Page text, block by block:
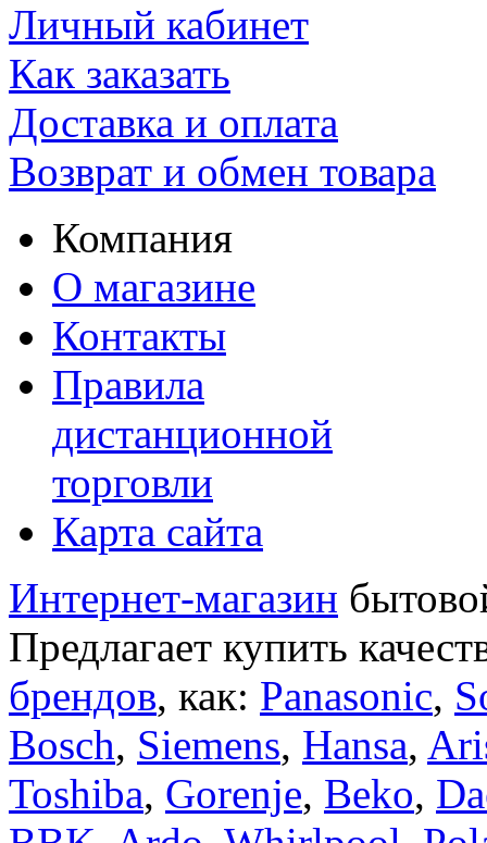
Личный кабинет
Как заказать
Доставка и оплата
Возврат и обмен товара
Компания
О магазине
Контакты
Правила
дистанционной
торговли
Карта сайта
Интернет-магазин
Предлагает купить
брендов, как: Panasonic,
Bosch, Siemens, Hansa,
Toshiba, Gorenje, Beko,